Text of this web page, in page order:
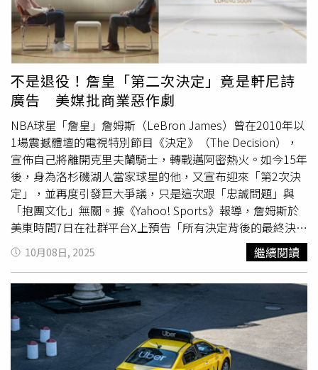
亂現場裡，用最快速度把真相講好的人。」有一次報導某網
紅爭議，他發現對方因輿論壓力情緒低落，竟主動聯繫對方
說：「如果你撐不住，我可以幫你協調刪文。」「我希望自
己是一個善良的記者。」他說得平靜卻堅定。林廷洲光臨
「歡迎光靈慢慢聊」PODCAST節目（左至右：伶伶、林廷
洲、凱莉、油米）第一次當體育主播是在凌晨一點接任務、
五點去買西裝，「我講第一句『大家好』整個人都在抖。」
如今他不僅是體育線熟面孔，也在社群上經營短影音、分享
健身與採訪日常。主持人也打趣：「你的健身影片到底是教
訓練還是賣肉？」林廷洲則回：「看情況，有時候觀眾就愛
看沒穿的嘛！」油米笑稱：「你根本是體育線的許光漢！」
他則害羞地說：「我只是少數會打扮的男記者啦！」談到AI
寫新聞、播報氣象的現象，他坦然面對：「AI再正確，也不
會關心你吃飯沒。」對他而言，記者的價值在於「連結與溫
度」。「AI可以輔助，但無法取代一個人面對另一個人時的
真誠。」他最後補上一句讓主持人印象深刻的話：「大家罵
記者之前，不妨想想——如果你只有30秒準備時間，你能講
出什麼？」節目最後，林廷洲用一句話總結他的職業信念：
「勇於挑戰的人，才能先享受這個世界。」他相信，每個人
都不該被職稱侷限—「今天是記者，明天也可能是咖啡師。
只要你敢嘗試，發光的機會永遠都在。」主持人：油米：
https://www.instagram.com/yuminumia/伶伶：
不是退役！詹皇「第二次決定」竟是軒尼詩
廣告 美媒批商業惡作劇
NBA球星「詹皇」詹姆斯（LeBron James）曾在2010年以
1場震撼體壇的電視特別節目《決定》（The Decision），
宣佈自己將離開克里夫蘭騎士，轉戰邁阿密熱火。如今15年
後，身為洛杉磯湖人當家球星的他，又宣布迎來「第2次決
定」，並再度引發巨大爭議，只是這次跟「忠誠問題」與
「抱團文化」無關。據《Yahoo! Sports》報導，詹姆斯於
美東時間7日在社群平台X上預告「所有決定背後的最終決
定」（the decision of all decisions），並附上1段短片。畫
面中，這位洛杉磯湖人球星坐在球場中央的椅子上，神情嚴
肅，構圖幾乎重現了當年他在《決定》中與體育記者葛雷
（Jim Gray）對談的經典場景。為了讓觀眾完全明白這段影
片的用意，詹姆斯甚至在貼文中加上了主題標籤
「#TheSecondDecision」（第二次決定）。然而，詹皇這
次的「重大宣佈」與轉隊毫無關係，甚至連籃球都擦不上
邊。原來，詹姆斯是在為干邑品牌軒尼詩（Hennessy）拍
10月08日, 2025 繼續閱讀